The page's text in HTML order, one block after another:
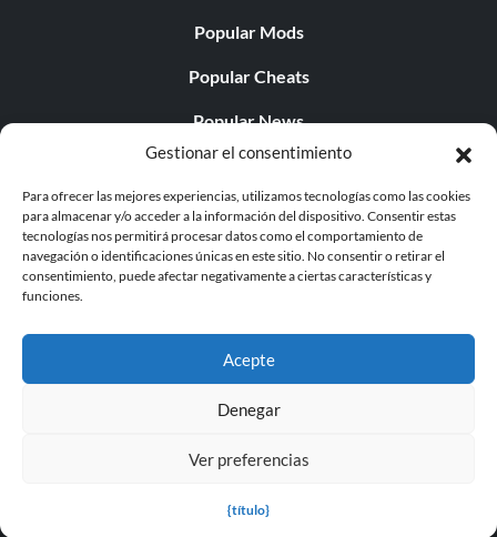
Gestionar el consentimiento
Para ofrecer las mejores experiencias, utilizamos tecnologías como las cookies
para almacenar y/o acceder a la información del dispositivo. Consentir estas
tecnologías nos permitirá procesar datos como el comportamiento de
navegación o identificaciones únicas en este sitio. No consentir o retirar el
consentimiento, puede afectar negativamente a ciertas características y
funciones.
Acepte
Denegar
Ver preferencias
{título}
Popular Mods
Popular Cheats
Popular News
Popular Editorials
Popular Free Games
LATEST UPDATES
© 1998 - 2026 MegaGames.com All rights reserved
Settings